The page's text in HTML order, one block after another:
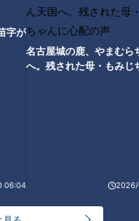
字が
06:04
名古屋城の鹿、やまむら
へ。残された母・もみじ
2026/
くー＆ナナフシギのツイ
都市伝説 #11